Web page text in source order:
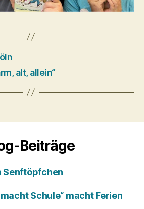
alt, allein“
Beiträge
Senftöpfchen
Schule“ macht Ferien